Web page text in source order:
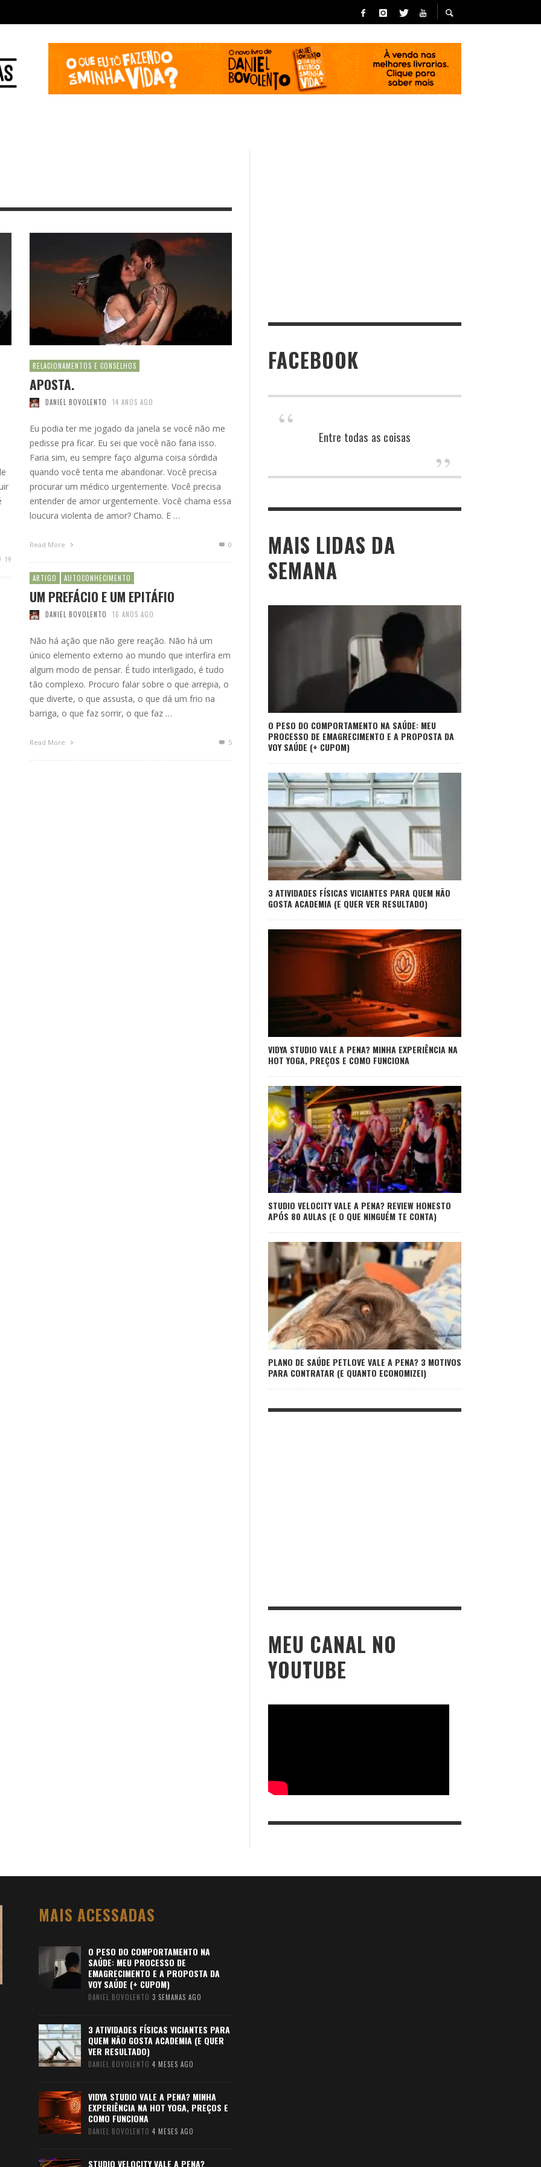
19
RELACIONAMENTOS E CONSELHOS
APOSTA.
DANIEL BOVOLENTO 14 ANOS AGO
Eu podia ter me jogado da janela se você não me
pedisse pra ficar. Eu sei que você não faria isso.
Faria sim, eu sempre faço alguma coisa sórdida
quando você tenta me abandonar. Você precisa
procurar um médico urgentemente. Você precisa
entender de amor urgentemente. Você chama essa
loucura violenta de amor? Chamo. E …
Read More 0
ARTIGO AUTOCONHECIMENTO
UM PREFÁCIO E UM EPITÁFIO
DANIEL BOVOLENTO 16 ANOS AGO
Não há ação que não gere reação. Não há um
único elemento externo ao mundo que interfira em
algum modo de pensar. É tudo interligado, é tudo
tão complexo. Procuro falar sobre o que arrepia, o
que diverte, o que assusta, o que dá um frio na
barriga, o que faz sorrir, o que faz …
Read More 5
FACEBOOK
Entre todas as coisas
MAIS LIDAS DA
SEMANA
O PESO DO COMPORTAMENTO NA SAÚDE: MEU
PROCESSO DE EMAGRECIMENTO E A PROPOSTA DA
VOY SAÚDE (+ CUPOM)
3 ATIVIDADES FÍSICAS VICIANTES PARA QUEM NÃO
GOSTA ACADEMIA (E QUER VER RESULTADO)
VIDYA STUDIO VALE A PENA? MINHA EXPERIÊNCIA NA
HOT YOGA, PREÇOS E COMO FUNCIONA
STUDIO VELOCITY VALE A PENA? REVIEW HONESTO
APÓS 80 AULAS (E O QUE NINGUÉM TE CONTA)
PLANO DE SAÚDE PETLOVE VALE A PENA? 3 MOTIVOS
PARA CONTRATAR (E QUANTO ECONOMIZEI)
MEU CANAL NO
YOUTUBE
MAIS ACESSADAS
O PESO DO COMPORTAMENTO NA
SAÚDE: MEU PROCESSO DE
EMAGRECIMENTO E A PROPOSTA DA
VOY SAÚDE (+ CUPOM)
DANIEL BOVOLENTO 3 SEMANAS AGO
3 ATIVIDADES FÍSICAS VICIANTES PARA
QUEM NÃO GOSTA ACADEMIA (E QUER
VER RESULTADO)
DANIEL BOVOLENTO 4 MESES AGO
VIDYA STUDIO VALE A PENA? MINHA
EXPERIÊNCIA NA HOT YOGA, PREÇOS E
COMO FUNCIONA
DANIEL BOVOLENTO 4 MESES AGO
STUDIO VELOCITY VALE A PENA?